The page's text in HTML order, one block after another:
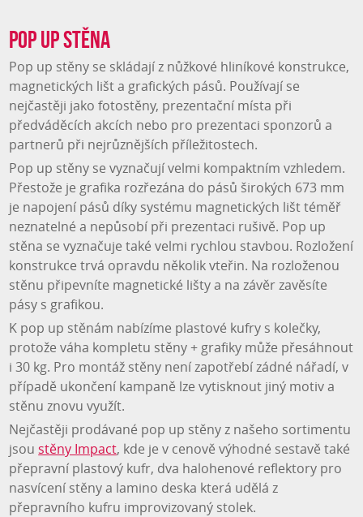
Pop up stěna
Pop up stěny se skládají z nůžkové hliníkové konstrukce,
magnetických lišt a grafických pásů. Používají se
nejčastěji jako fotostěny, prezentační místa při
předváděcích akcích nebo pro prezentaci sponzorů a
partnerů při nejrůznějších příležitostech.
Pop up stěny se vyznačují velmi kompaktním vzhledem.
Přestože je grafika rozřezána do pásů širokých 673 mm
je napojení pásů díky systému magnetických lišt téměř
neznatelné a nepůsobí při prezentaci rušivě. Pop up
stěna se vyznačuje také velmi rychlou stavbou. Rozložení
konstrukce trvá opravdu několik vteřin. Na rozloženou
stěnu připevníte magnetické lišty a na závěr zavěsíte
pásy s grafikou.
K pop up stěnám nabízíme plastové kufry s kolečky,
protože váha kompletu stěny + grafiky může přesáhnout
i 30 kg. Pro montáž stěny není zapotřebí zádné nářadí, v
případě ukončení kampaně lze vytisknout jiný motiv a
stěnu znovu využít.
Nejčastěji prodávané pop up stěny z našeho sortimentu
jsou stěny Impact, kde je v cenově výhodné sestavě také
přepravní plastový kufr, dva halohenové reflektory pro
nasvícení stěny a lamino deska která udělá z
přepravního kufru improvizovaný stolek.